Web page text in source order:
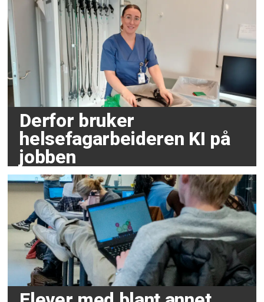
Derfor bruker
helsefagarbeideren KI på
jobben